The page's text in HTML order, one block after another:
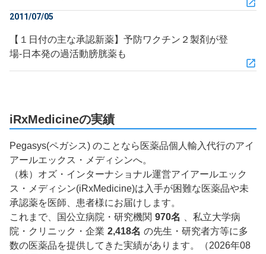
2011/07/05
【１日付の主な承認新薬】予防ワクチン２製剤が登
場‐日本発の過活動膀胱薬も
iRxMedicineの実績
Pegasys(ペガシス) のことなら医薬品個人輸入代行のアイ
アールエックス・メディシンへ。
（株）オズ・インターナショナル運営アイアールエック
ス・メディシン(iRxMedicine)は入手が困難な医薬品や未
承認薬を医師、患者様にお届けします。
これまで、国公立病院・研究機関 970名
、私立大学病
院・クリニック・企業 2,418名 の先生・研究者方等に多
数の医薬品を提供してきた実績があります。（2026年08